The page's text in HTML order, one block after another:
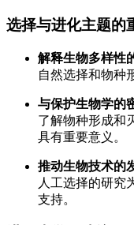
选择与进化主题的
解释生物多样性
自然选择和物种
与保护生物学的
了解物种形成和
具有重要意义。
推动生物技术的
人工选择的研究
支持。